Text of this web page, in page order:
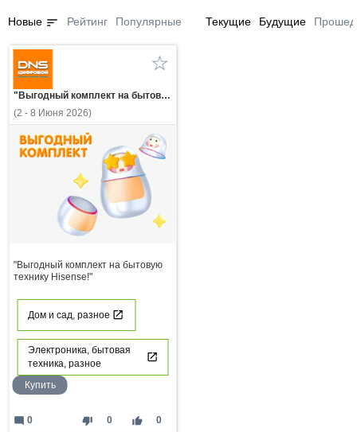
Новые sort Рейтинг Популярные Текущие Будущие
"Выгодный комплект на бытовую технику Hisense!"
(2 - 8 Июня 2026)
"Выгодный комплект на бытовую
технику Hisense!"
Дом и сад, разное
Электроника, бытовая
техника, разное
Купить
thumb_down 0 thumb_up 0
mode_comment 0